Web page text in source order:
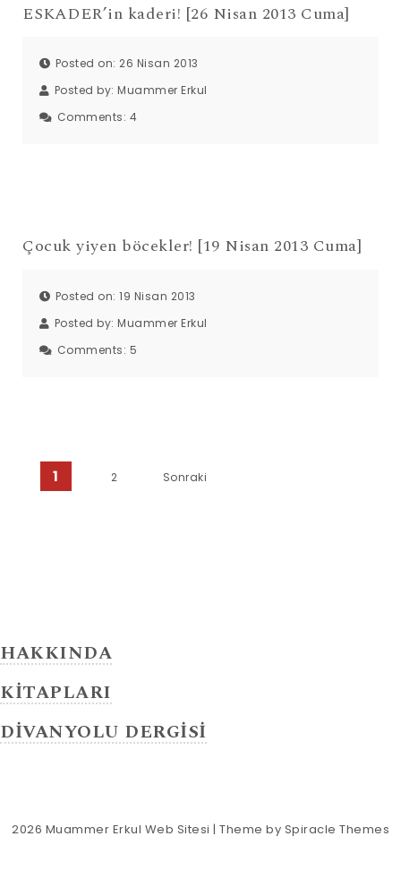
ESKADER’in kaderi! [26 Nisan 2013 Cuma]
Posted on: 26 Nisan 2013
Posted by: Muammer Erkul
Comments: 4
Çocuk yiyen böcekler! [19 Nisan 2013 Cuma]
Posted on: 19 Nisan 2013
Posted by: Muammer Erkul
Comments: 5
Yazı sayfalaması
1 2 Sonraki
HAKKINDA
KİTAPLARI
DİVANYOLU DERGİSİ
2026 Muammer Erkul Web Sitesi | Theme by Spiracle Themes